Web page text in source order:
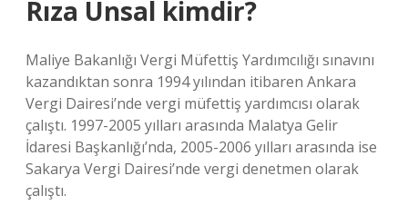
Rıza Ünsal kimdir?
Maliye Bakanlığı Vergi Müfettiş Yardımcılığı sınavını
kazandıktan sonra 1994 yılından itibaren Ankara
Vergi Dairesi’nde vergi müfettiş yardımcısı olarak
çalıştı. 1997-2005 yılları arasında Malatya Gelir
İdaresi Başkanlığı’nda, 2005-2006 yılları arasında ise
Sakarya Vergi Dairesi’nde vergi denetmen olarak
çalıştı.